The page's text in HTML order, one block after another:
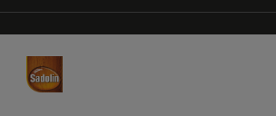
Hozzáférhetőség
Dulux
Supralux